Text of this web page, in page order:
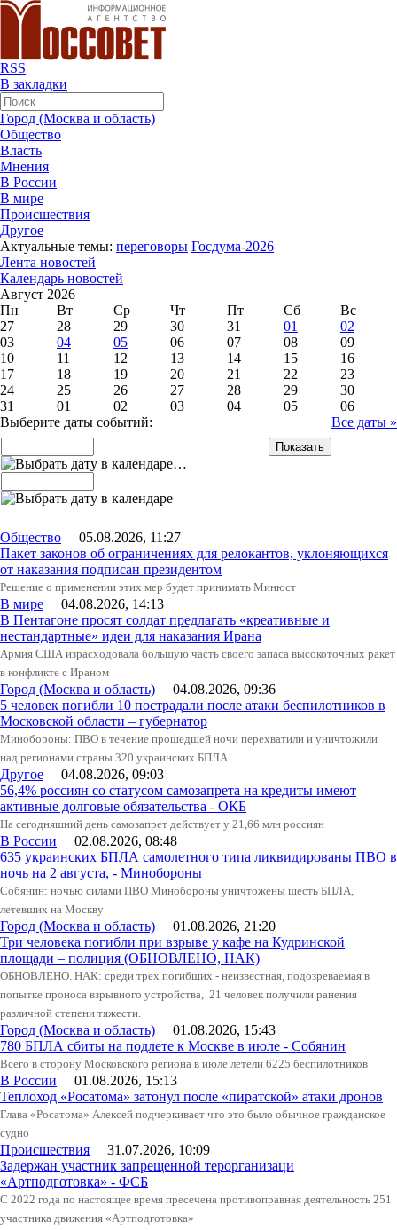
RSS
В закладки
Город (Москва и область)
Общество
Власть
Мнения
В России
В мире
Происшествия
Другое
Актуальные темы: переговоры Госдума-2026
Лента новостей
Календарь новостей
Август 2026
Пн
Вт Ср Чт Пт Сб
Вс
27
28 29 30 31 01
02
03
04 05 06 07 08
09
10
11 12 13 14 15
16
17
18 19 20 21 22
23
24
25 26 27 28 29
30
31
01 02 03 04 05
06
Все даты »
Выберите даты событий:
…
Общество 05.08.2026, 11:27
Пакет законов об ограничениях для релокантов, уклоняющихся
от наказания подписан президентом
Решение о применении этих мер будет принимать Минюст
В мире 04.08.2026, 14:13
В Пентагоне просят солдат предлагать «креативные и
нестандартные» идеи для наказания Ирана
Армия США израсходовала большую часть своего запаса высокоточных ракет
в конфликте с Ираном
Город (Москва и область) 04.08.2026, 09:36
5 человек погибли 10 пострадали после атаки беспилотников в
Московской области – губернатор
Минобороны: ПВО в течение прошедшей ночи перехватили и уничтожили
над регионами страны 320 украинских БПЛА
Другое 04.08.2026, 09:03
56,4% россиян со статусом самозапрета на кредиты имеют
активные долговые обязательства - ОКБ
На сегодняшний день самозапрет действует у 21,66 млн россиян
В России 02.08.2026, 08:48
635 украинских БПЛА самолетного типа ликвидированы ПВО в
ночь на 2 августа, - Минобороны
Собянин: ночью силами ПВО Минобороны уничтожены шесть БПЛА,
летевших на Москву
Город (Москва и область) 01.08.2026, 21:20
Три человека погибли при взрыве у кафе на Кудринской
площади – полиция (ОБНОВЛЕНО, НАК)
ОБНОВЛЕНО. НАК: среди трех погибших - неизвестная, подозреваемая в
попытке проноса взрывного устройства, 21 человек получили ранения
различной степени тяжести.
Город (Москва и область) 01.08.2026, 15:43
780 БПЛА сбиты на подлете к Москве в июле - Собянин
Всего в сторону Московского региона в июле летели 6225 беспилотников
В России 01.08.2026, 15:13
Теплоход «Росатома» затонул после «пиратской» атаки дронов
Глава «Росатома» Алексей подчеркивает что это было обычное гражданское
судно
Происшествия 31.07.2026, 10:09
Задержан участник запрещенной терорганизаци
«Артподготовка» - ФСБ
С 2022 года по настоящее время пресечена противоправная деятельность 251
участника движения «Артподготовка»